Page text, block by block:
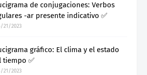
de conjugaciones: Verbos
-ar presente indicativo ✅
21/2023
gráfico: El clima y el estado
tiempo ✅
21/2023